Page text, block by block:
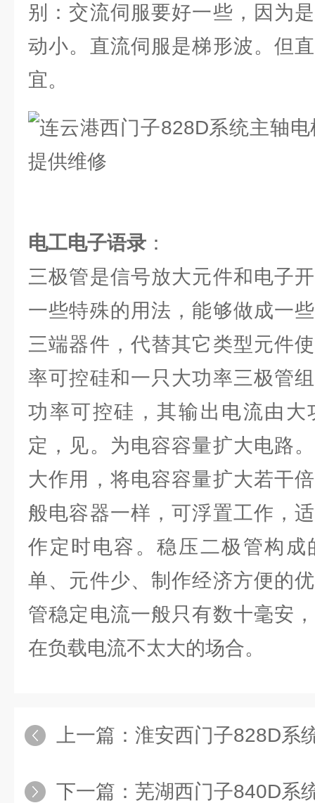
别：交流伺服要好一些，因为
动小。直流伺服是梯形波。但
宜。
电工电子语录 ：
三极管是信号放大元件和电子
一些特殊的用法，能够做成一
三端器件，代替其它类型元件
率可控硅和一只大功率三极管
功率可控硅，其输出电流由大
定，见。为电容容量扩大电路
大作用，将电容容量扩大若干
般电容器一样，可浮置工作，
作定时电容。稳压二极管构成
单、元件少、制作经济方便的
管稳定电流一般只有数十毫安
在负载电流不太大的场合。
上一篇： 淮安西门子828D系统伺服电机
下一篇： 芜湖西门子840D系统机床主轴电